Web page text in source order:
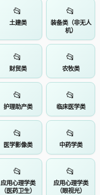
📂
土建类
📂
装备类（非无人
机）
📂
财贸类
📂
农牧类
📂
护理助产类
📂
临床医学类
📂
医学影像类
📂
中药学类
📂
应用心理学类
（医药卫生）
📂
应用心理学类
（眼视光）